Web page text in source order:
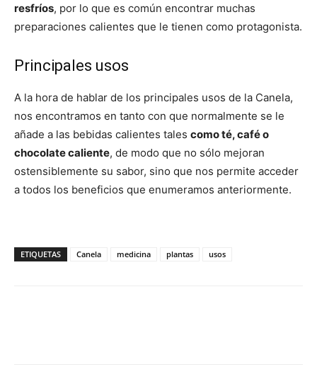
resfríos, por lo que es común encontrar muchas
preparaciones calientes que le tienen como protagonista.
Principales usos
A la hora de hablar de los principales usos de la Canela,
nos encontramos en tanto con que normalmente se le
añade a las bebidas calientes tales como té, café o
chocolate caliente, de modo que no sólo mejoran
ostensiblemente su sabor, sino que nos permite acceder
a todos los beneficios que enumeramos anteriormente.
ETIQUETAS Canela medicina plantas usos